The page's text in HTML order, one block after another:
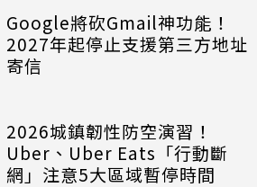
Google將砍Gmail神功能！
2027年起停止支援第三方地址
寄信
2026城鎮韌性防空演習！
Uber、Uber Eats「行動斷
網」注意5大區域暫停時間